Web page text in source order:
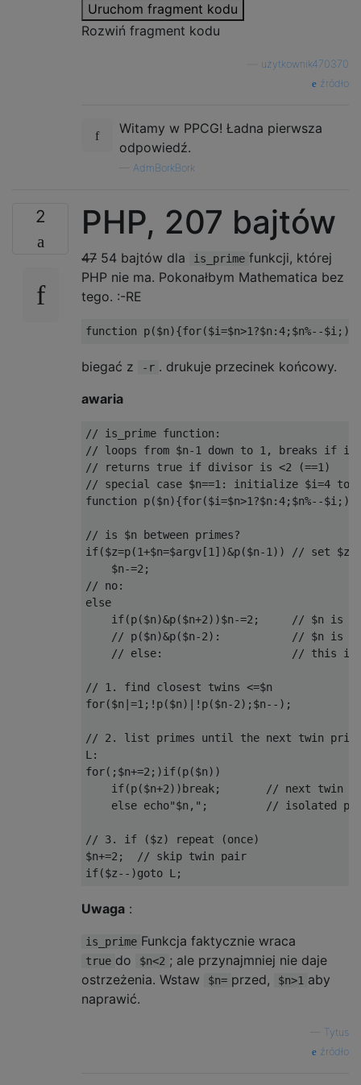
Uruchom fragment kodu
Rozwiń fragment kodu
użytkownik470370
źródło
Witamy w PPCG! Ładna pierwsza
odpowiedź.
AdmBorkBork
2 PHP, 207 bajtów
47 54 bajtów dla is_prime funkcji, której
PHP nie ma. Pokonałbym Mathematica bez
tego. :-RE
biegać z -r . drukuje przecinek końcowy.
awaria
// is_prime function:
// loops from $n-1 down to 1, breaks if
// returns true if divisor is <2 (==1)
// special case $n==1: initialize $i=4 to
function p($n){for($i=$n>1?$n:4;$n%--
// is $n between primes?
if($z=p(1+$n=$argv[1])&p($n-1)) // set $z
    $n-=2;
// no:
else
if(p($n)&p($n+2))$n-=2;     // $n is
// p($n)&p($n-2):           // $n is
// else:                    // this
// 1. find closest twins <=$n
for($n|=1;!p($n)|!p($n-2);$n--);
// 2. list primes until the next twin
L:
for(;$n+=2;)if(p($n))
if(p($n+2))break;       // next twin
else echo"$n,";         // isolated
// 3. if ($z) repeat (once)
$n+=2;  // skip twin pair
Uwaga :
is_prime Funkcja faktycznie wraca
true do $n<2 ; ale przynajmniej nie daje
ostrzeżenia. Wstaw
$n= przed, $n>1 aby
naprawić.
Tytus
źródło